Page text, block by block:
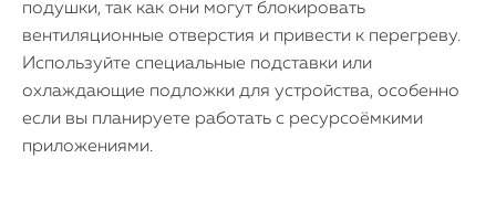
подушки, так как они могут блокировать
вентиляционные отверстия и привести к перегреву.
Используйте специальные подставки или
охлаждающие подложки для устройства, особенно
если вы планируете работать с ресурсоёмкими
приложениями.